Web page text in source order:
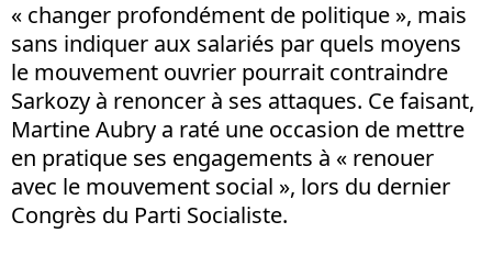
« changer profondément de politique », mais
sans indiquer aux salariés par quels moyens
le mouvement ouvrier pourrait contraindre
Sarkozy à renoncer à ses attaques. Ce faisant,
Martine Aubry a raté une occasion de mettre
en pratique ses engagements à « renouer
avec le mouvement social », lors du dernier
Congrès du Parti Socialiste.